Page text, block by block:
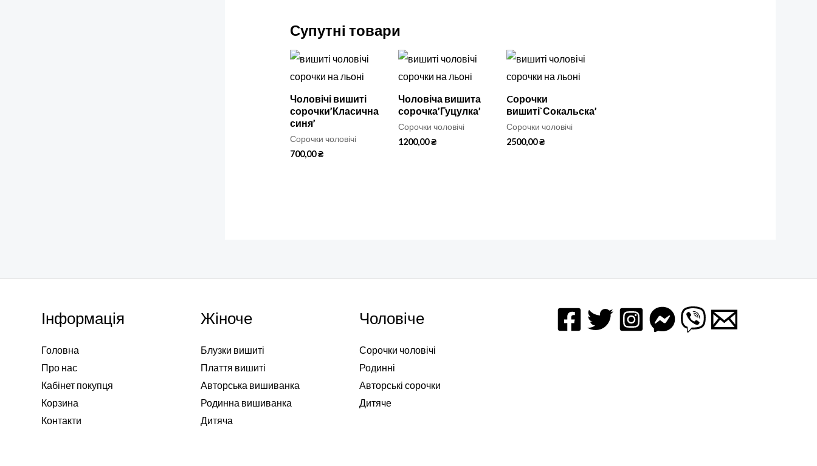
Супутні товари
Чоловічі вишиті
сорочки’Класична
синя’
Сорочки чоловічі
700,00₴
Чоловіча вишита
сорочка’Гуцулка’
Сорочки чоловічі
1200,00₴
Cорочки
вишиті`Сокальска’
Сорочки чоловічі
2500,00₴
Інформація
Головна
Про нас
Кабінет покупця
Корзина
Контакти
Жіноче
Блузки вишиті
Плаття вишиті
Авторська вишиванка
Родинна вишиванка
Дитяча
Чоловіче
Сорочки чоловічі
Родинні
Авторські сорочки
Дитяче